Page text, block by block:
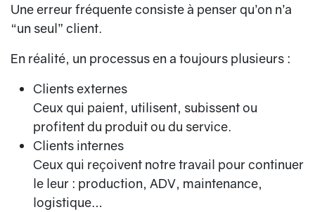
Une erreur fréquente consiste à penser qu’on n’a
“un seul” client.
En réalité, un processus en a toujours plusieurs :
Clients externes
Ceux qui paient, utilisent, subissent ou
profitent du produit ou du service.
Clients internes
Ceux qui reçoivent notre travail pour continuer
le leur : production, ADV, maintenance,
logistique…